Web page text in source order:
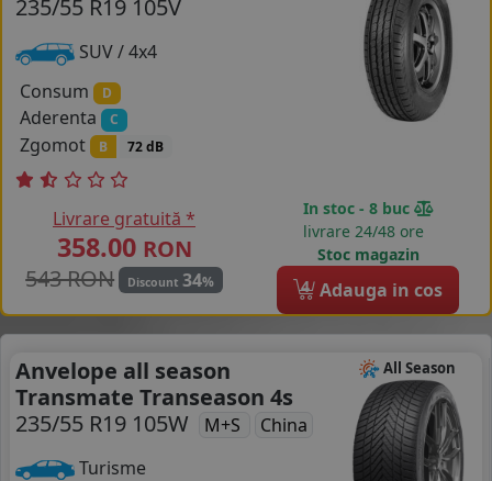
235/55 R19 105V
SUV / 4x4
Consum
D
Aderenta C
Zgomot B 72 dB
Livrare gratuită *
358.00 RON
543 RON
Discount 34%
In stoc - 8 buc
livrare 24/48 ore
Stoc magazin
4 Adauga in cos
All Season
Anvelope all season
Transmate Transeason 4s
235/55 R19 105W
M+S
China
Turisme